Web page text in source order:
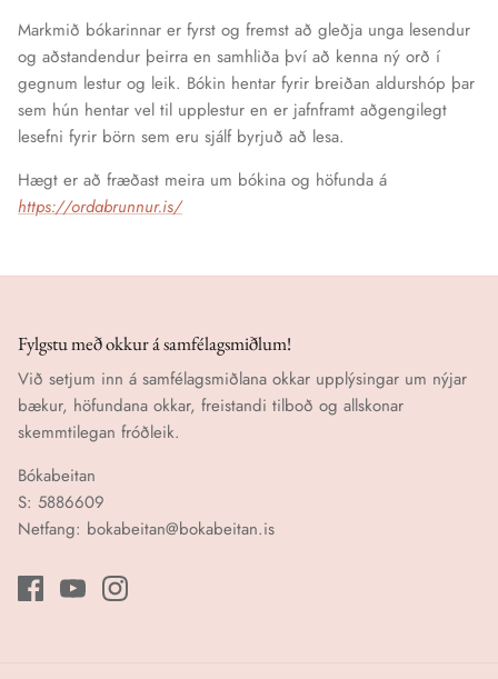
Markmið bókarinnar er fyrst og fremst að gleðja unga lesendur
og aðstandendur þeirra en samhliða því að kenna ný orð í
gegnum lestur og leik. Bókin hentar fyrir breiðan aldurshóp þar
sem hún hentar vel til upplestur en er jafnframt aðgengilegt
lesefni fyrir börn sem eru sjálf byrjuð að lesa.
Hægt er að fræðast meira um bókina og höfunda á
https://ordabrunnur.is/
Fylgstu með okkur á samfélagsmiðlum!
Við setjum inn á samfélagsmiðlana okkar upplýsingar um nýjar
bækur, höfundana okkar, freistandi tilboð og allskonar
skemmtilegan fróðleik.
Bókabeitan
S: 5886609
Netfang: bokabeitan@bokabeitan.is